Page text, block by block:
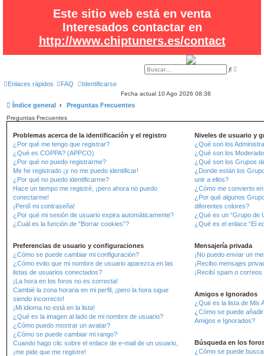
Este sitio web está en venta
Interesados contactar en
http://www.chiptuners.es/contact
B
n
z
a
d
a
Enlaces rápidos FAQ Identificarse
Fecha actual 10 Ago 2026 08:38
Índice general Preguntas Frecuentes
Preguntas Frecuentes
Problemas acerca de la identificación y el registro
¿Por qué me tengo que registrar?
¿Qué es COPPA? (APPCO)
¿Por qué no puedo registrarme?
Me he registrado ¡y no me puedo identificar!
¿Por qué no puedo identificarme?
Hace un tiempo me registré, ¡pero ahora no puedo
conectarme!
¡Perdí mi contraseña!
¿Por qué mi sesión de usuario expira automáticamente?
¿Cuál es la función de “Borrar cookies”?
Preferencias de usuario y configuraciones
¿Cómo se puede cambiar mi configuración?
¿Cómo evito que mi nombre de usuario aparezca en las
listas de usuarios conectados?
¡La hora en los foros no es correcta!
Cambié la zona horaria en mi perfil, ¡pero la hora sigue
siendo incorrecto!
¡Mi idioma no está en la lista!
¿Qué es la imagen al lado de mi nombre de usuario?
¿Cómo puedo mostrar un avatar?
¿Cómo se puede cambiar mi rango?
Cuando hago clic sobre el enlace de e-mail de un usuario,
¡me pide que me registre!
Niveles de usuario y
¿Qué son los
¿Qué son los
¿Qué son los Grupos
¿Donde están los
unir a ellos?
¿Cómo me convierto
¿Por qué algunos
diferentes colores?
¿Qué es un “Grupo de
¿Qué es el enlace “El
Mensajería privada
¡No puedo enviar un
¡Recibo mensajes
¡Recibí spam o
Amigos e Ignorados
¿Qué es la lista de Mis
¿Cómo se puede
Amigos e Ignorados?
Búsqueda en los
¿Cómo se puede